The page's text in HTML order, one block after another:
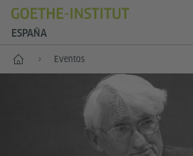
ESPAÑA
Inicio Eventos